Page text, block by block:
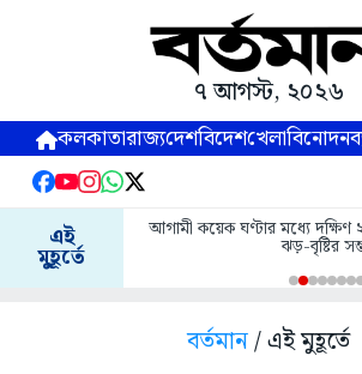
৭ আগস্ট, ২০২৬
কলকাতারাজ্যদেশবিদেশখেলাবিনোদন
এই
মুহূর্তে
আগামী কয়েক ঘণ্টার মধ্যে দক্ষিণ
ঝড়-বৃষ্টির
বর্তমান/ এই মুহূর্তে